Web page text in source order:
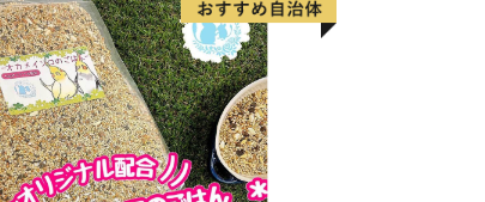
。
商品に含まれません。